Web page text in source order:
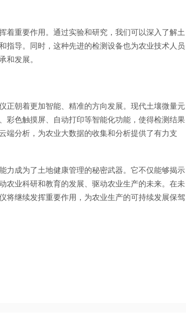
重要作用。通过实验和研究，我们可以深入了解土
指导。同时，这种先进的检测设备也为农业技术人员
发展。
朝着更加智能、精准的方向发展。现代土壤微量元
彩色触摸屏、自动打印等智能化功能，使得检测结果
端分析，为农业大数据的收集和分析提供了有力支
力成为了土地健康管理的秘密武器。它不仅能够揭示
农业科研和教育的发展、驱动农业生产的未来。在未
将继续发挥重要作用，为农业生产的可持续发展保驾